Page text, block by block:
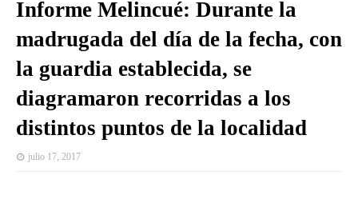
Informe Melincué: Durante la
madrugada del día de la fecha, con
la guardia establecida, se
diagramaron recorridas a los
distintos puntos de la localidad
julio 17, 2017